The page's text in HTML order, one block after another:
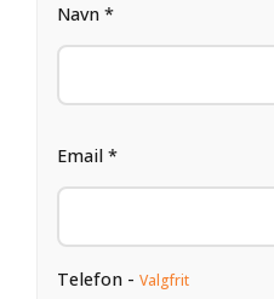
Navn *
Email *
Telefon - Valgfrit